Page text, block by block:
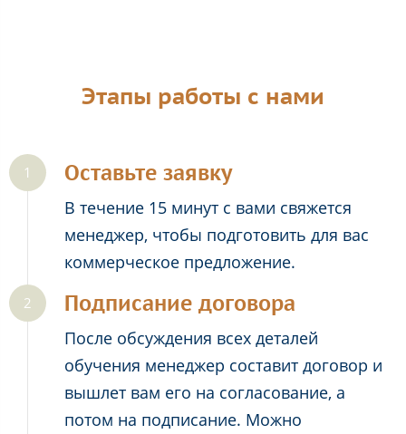
Этапы работы с нами
Оставьте заявку
В течение 15 минут с вами свяжется
менеджер, чтобы подготовить для вас
коммерческое предложение.
Подписание договора
После обсуждения всех деталей
обучения менеджер составит договор и
вышлет вам его на согласование, а
потом на подписание. Можно